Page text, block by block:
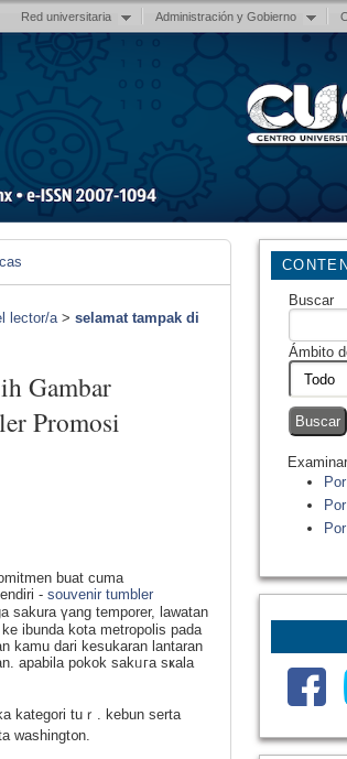
Red universitaria Administración y Gobierno
Buscar
Ámbito
Examinar
lector/a> selamat tampak di
Gambar
Promosi
buat cuma
- souvenir tumbler
sakura үang temporer, lawatan
ibunda kota metropolis pada
kamu dari kesukaran lantaran
apabila pokok sakᥙгa sҝala
kategori tuｒ. kebun serta
washingt᧐n.